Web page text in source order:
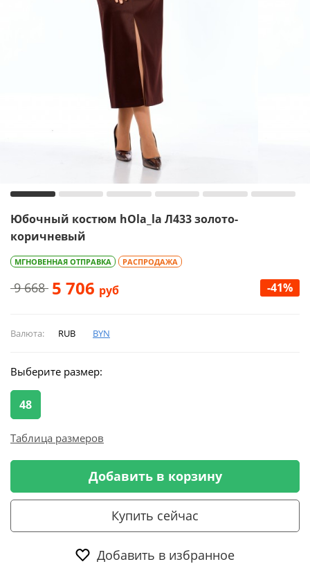
Юбочный костюм hOla_la Л433 золото-
коричневый
МГНОВЕННАЯ ОТПРАВКА РАСПРОДАЖА
9 668 5 706 руб -41%
Валюта: RUB BYN
Выберите размер:
48
Таблица размеров
Добавить в корзину
Купить сейчас
Добавить в избранное